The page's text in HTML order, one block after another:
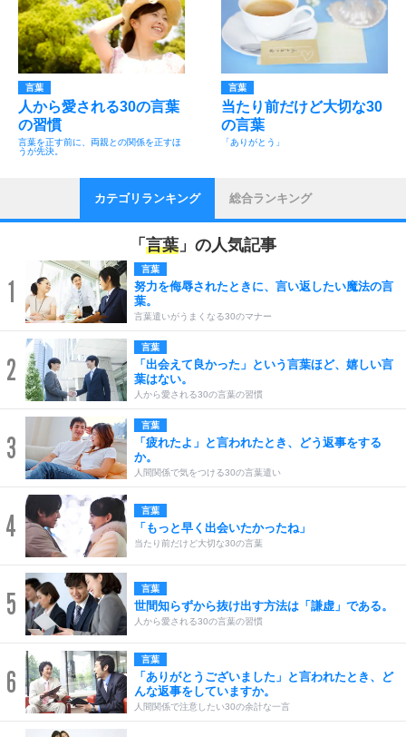
言葉
人から愛される30の言葉
の習慣
言葉を正す前に、両親との関係を正すほ
うが先決。
言葉
当たり前だけど大切な30
の言葉
「ありがとう」
カテゴリランキング 総合ランキング
「 言葉 」の人気記事
1
言葉
努力を侮辱されたときに、言い返したい魔法の言
葉。
言葉遣いがうまくなる30のマナー
2
言葉
「出会えて良かった」という言葉ほど、嬉しい言
葉はない。
人から愛される30の言葉の習慣
3
言葉
「疲れたよ」と言われたとき、どう返事をする
か。
人間関係で気をつける30の言葉遣い
4 言葉
「もっと早く出会いたかったね」
当たり前だけど大切な30の言葉
5 言葉
世間知らずから抜け出す方法は「謙虚」である。
人から愛される30の言葉の習慣
6
言葉
「ありがとうございました」と言われたとき、ど
んな返事をしていますか。
人間関係で注意したい30の余計な一言